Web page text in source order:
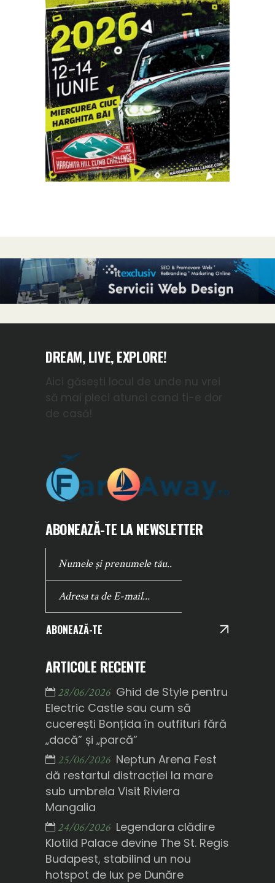
DREAM, LIVE, EXPLORE!
Aici găsești locul de unde nu vrei
să mai pleci atunci cand ti-e dor
de casă!
ABONEAZĂ-TE LA NEWSLETTER
ABONEAZĂ-TE
ARTICOLE RECENTE
28/06/2026 Ghid de Style pentru
Electric Castle sau cum să
cucerești Bonțida în outfituri fără
„dacă” și „parcă”
25/06/2026 Neptun Arena Fest
dă restartul distracției la mare
sub umbrela Visit Riviera
Mangalia
24/06/2026 Legendara clădire
Klotild Palace devine The St. Regis
Budapest, stabilind un nou
hotspot de lux pe Dunăre